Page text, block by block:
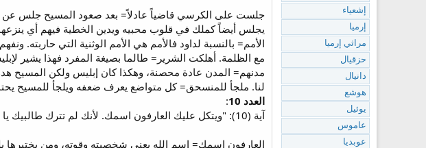
يجلس أيضاً كملك في قلوب محبيه ويدين الخطية فيهم أي
الأمم= بالنسبة لداود فالأمم هي الأمم الوثنية التي حاربته.
مع الظلمة. أهلكت الشرير= طالما بصيغة المفرد فهذا يشير
مدنهم= المدن عادة محصنة، وهكذا كان إبليس ولكن المسيح
لنا. ملجأ للمنسحق= كل متواضع يعرف ضعفه ويلجأ للمسيح
العدد 10
:
آية (10): "ويتكل عليك العارفون اسمك. لأنك لم تترك طالبيك يا رب."
العارفون اسمك= اسم الله يعني شخصيته وقوته، ومن يختبرها
إشعياء
إرميا
مراثي إرميا
حزقيال
دانيال
هوشع
يوئيل
عاموس
عوبديا